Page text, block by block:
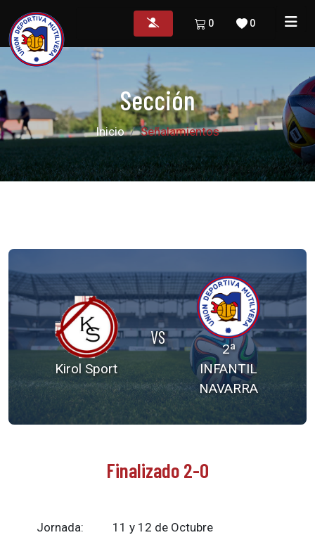
0
0
Sección
Inicio Señalamientos
Kirol Sport
VS
2ª
INFANTIL
NAVARRA
Finalizado 2-0
Jornada:
11 y 12 de Octubre